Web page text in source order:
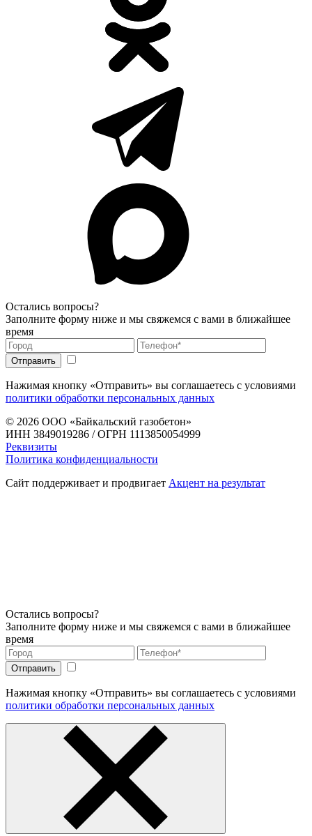
Остались вопросы?
Заполните форму ниже и мы свяжемся с вами в ближайшее
время
Нажимая кнопку «Отправить» вы соглашаетесь с условиями
политики обработки персональных данных
© 2026 ООО «Байкальский газобетон»
ИНН 3849019286 / ОГРН 1113850054999
Реквизиты
Политика конфиденциальности
Сайт поддерживает и продвигает Акцент на результат
Остались вопросы?
Заполните форму ниже и мы свяжемся с вами в ближайшее
время
Нажимая кнопку «Отправить» вы соглашаетесь с условиями
политики обработки персональных данных